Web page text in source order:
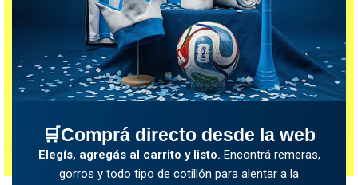
🛒Comprá directo desde la web
Elegís, agregás al carrito y listo. Encontrá remeras,
gorros y todo tipo de cotillón para alentar a la
Clickee para agrandar